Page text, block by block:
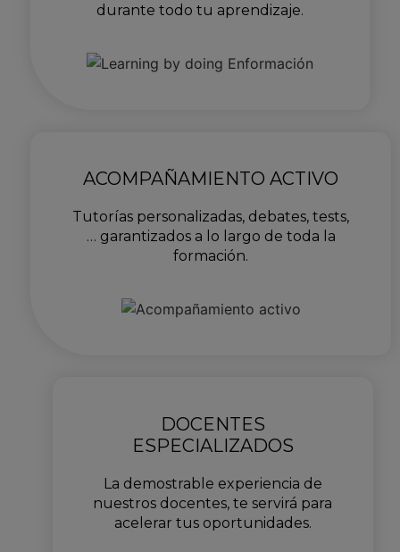
durante todo tu aprendizaje.
ACOMPAÑAMIENTO ACTIVO
Tutorías personalizadas, debates, tests,
… garantizados a lo largo de toda la
formación.
DOCENTES
ESPECIALIZADOS
La demostrable experiencia de
nuestros docentes, te servirá para
acelerar tus oportunidades.